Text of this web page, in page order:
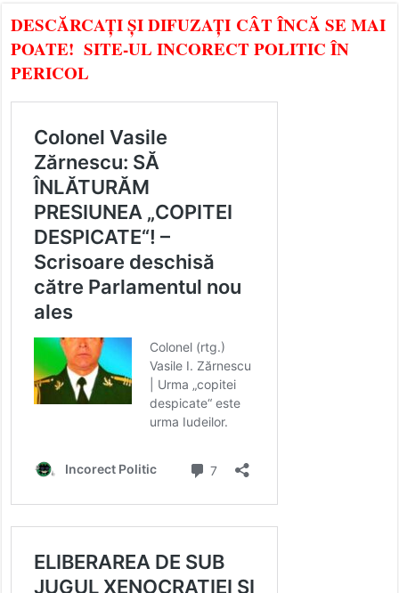
DESCĂRCAȚI ȘI DIFUZAȚI CÂT ÎNCĂ SE MAI
POATE! SITE-UL INCORECT POLITIC ÎN
PERICOL